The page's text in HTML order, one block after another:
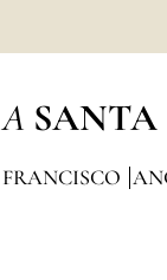
A SANTA
FRANCISCO